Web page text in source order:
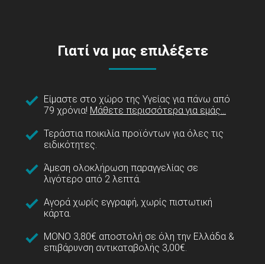
Γιατί να μας επιλέξετε
Είμαστε στο χώρο της Υγείας για πάνω από
79 χρόνια! Μάθετε περισσότερα για εμάς...
Τεράστια ποικιλία προϊόντων για όλες τις
ειδικότητες.
Άμεση ολοκλήρωση παραγγελίας σε
λιγότερο από 2 λεπτά.
Αγορά χωρίς εγγραφή, χωρίς πιστωτική
κάρτα.
ΜΟΝΟ 3,80€ αποστολή σε όλη την Ελλάδα &
επιβάρυνση αντικαταβολής 3,00€.